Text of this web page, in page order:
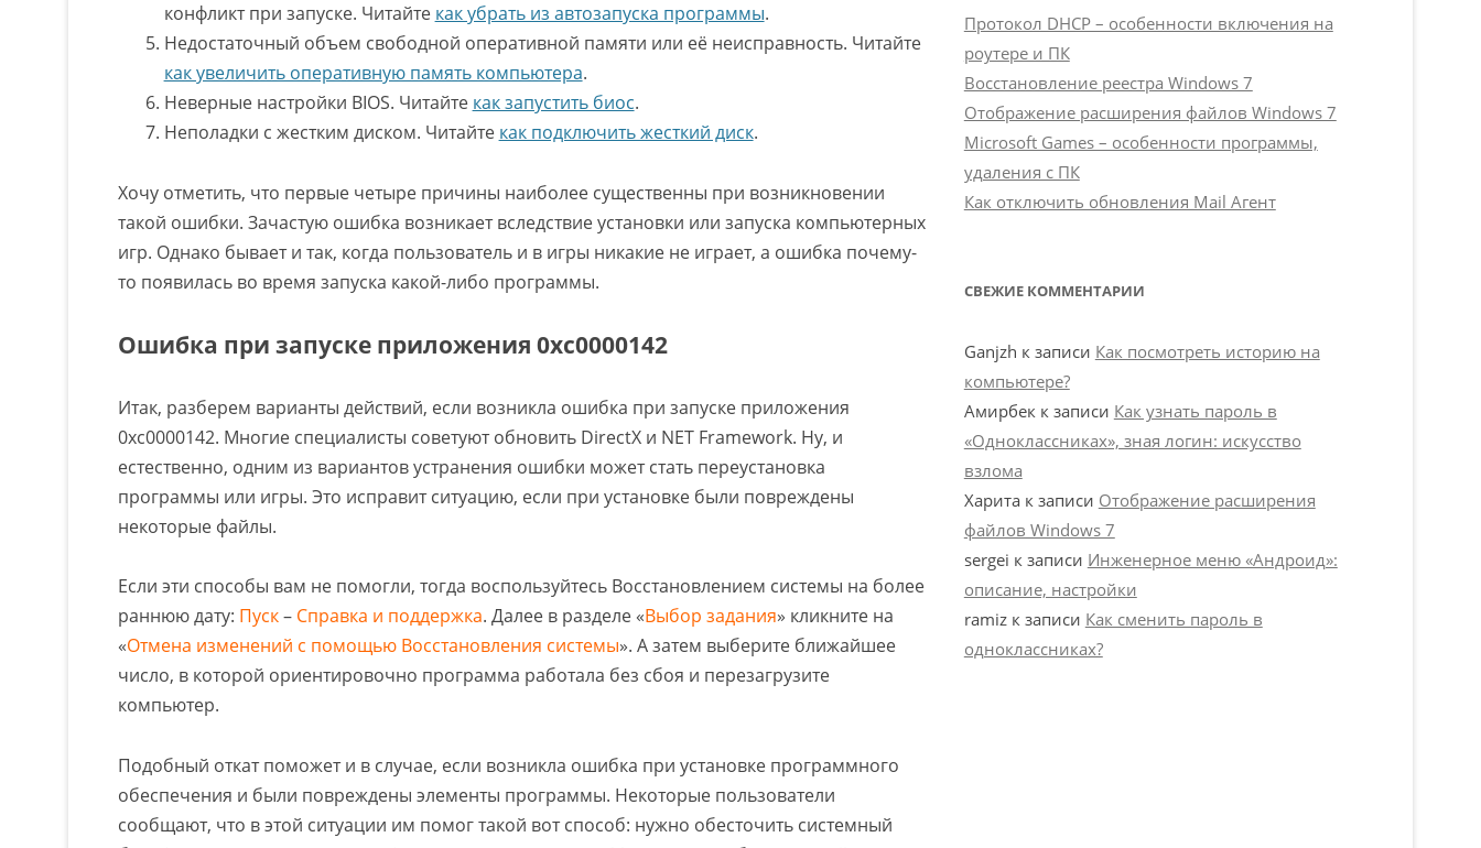
конфликт при запуске. Читайте как убрать из автозапуска программы.
Недостаточный объем свободной оперативной памяти или её неисправность. Читайте
как увеличить оперативную память компьютера.
Неверные настройки BIOS. Читайте как запустить биос.
Неполадки с жестким диском. Читайте как подключить жесткий диск.
Хочу отметить, что первые четыре причины наиболее существенны при возникновении
такой ошибки. Зачастую ошибка возникает вследствие установки или запуска компьютерных
игр. Однако бывает и так, когда пользователь и в игры никакие не играет, а ошибка почему-
то появилась во время запуска какой-либо программы.
Ошибка при запуске приложения 0xc0000142
Итак, разберем варианты действий, если возникла ошибка при запуске приложения
0xc0000142. Многие специалисты советуют обновить DirectX и NET Framework. Ну, и
естественно, одним из вариантов устранения ошибки может стать переустановка
программы или игры. Это исправит ситуацию, если при установке были повреждены
некоторые файлы.
Если эти способы вам не помогли, тогда воспользуйтесь Восстановлением системы на более
раннюю дату: Пуск– Справка и поддержка. Далее в разделе «Выбор задания» кликните на
«Отмена изменений с помощью Восстановления системы». А затем выберите ближайшее
число, в которой ориентировочно программа работала без сбоя и перезагрузите
компьютер.
Подобный откат поможет и в случае, если возникла ошибка при установке программного
обеспечения и были повреждены элементы программы. Некоторые пользователи
сообщают, что в этой ситуации им помог такой вот способ: нужно обесточить системный
Протокол DHCP – особенности включения на
роутере и ПК
Восстановление реестра Windows 7
Отображение расширения файлов Windows 7
Microsoft Games – особенности программы,
удаления с ПК
Как отключить обновления Mail Агент
СВЕЖИЕ КОММЕНТАРИИ
Ganjzh к записи Как посмотреть историю на
компьютере?
Амирбек к записи Как узнать пароль в
«Одноклассниках», зная логин: искусство
взлома
Харитак записи Отображение расширения
файлов Windows 7
sergei к записи Инженерное меню «Андроид»:
описание, настройки
ramizк записи Как сменить пароль в
одноклассниках?